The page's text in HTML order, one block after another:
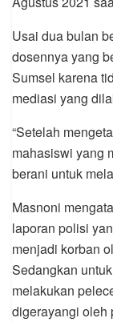
Usai dua bulan
dosennya yang
Sumsel karena
mediasi yang
“Setelah
mahasiswi yang
berani untuk
Masnoni
laporan polisi
menjadi korban
Sedangkan
melakukan
digerayangi oleh